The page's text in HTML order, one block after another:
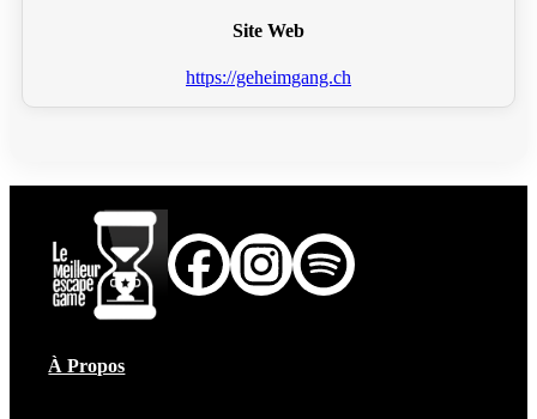
Site Web
https://geheimgang.ch
À Propos